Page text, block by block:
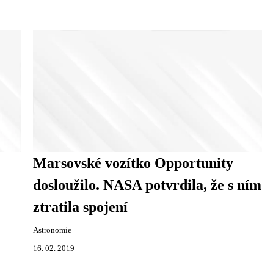
Marsovské vozítko Opportunity
dosloužilo. NASA potvrdila, že s ním
ztratila spojení
Astronomie
16. 02. 2019